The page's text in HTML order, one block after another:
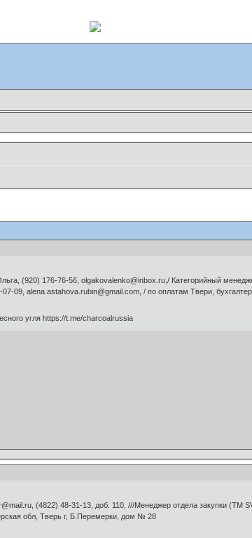
(920) 176-76-56, olgakovalenko@inbox.ru,/ Категорийный
09, alena.astahova.rubin@gmail.com, / по оплатам Твери,
угля https://t.me/charcoalrussia
(4822) 48-31-13, доб. 110, ///Менеджер отдела закупки (ТМ
обл, Тверь г, Б.Перемерки, дом № 28